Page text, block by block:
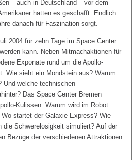
– auch in Deutschland – vor dem
hatten es geschafft. Endlich.
danach für Faszination sorgt.
2004 für zehn Tage im Space Center
kann. Neben Mitmachaktionen für
Exponate rund um die Apollo-
Wie sieht ein Mondstein aus? Warum
Und welche technischen
Das Space Center Bremen
Kulissen. Warum wird im Robot
startet der Galaxie Express? Wie
die Schwerelosigkeit simuliert? Auf der
Bezüge der verschiedenen Attraktionen